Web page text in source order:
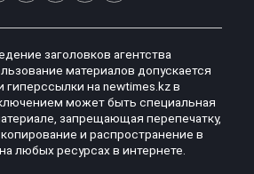
заголовков агентства
материалов допускается
гиперссылки на newtimes.kz в
может быть специальная
запрещающая перепечатку,
и распространение в
любых ресурсах в интернете.